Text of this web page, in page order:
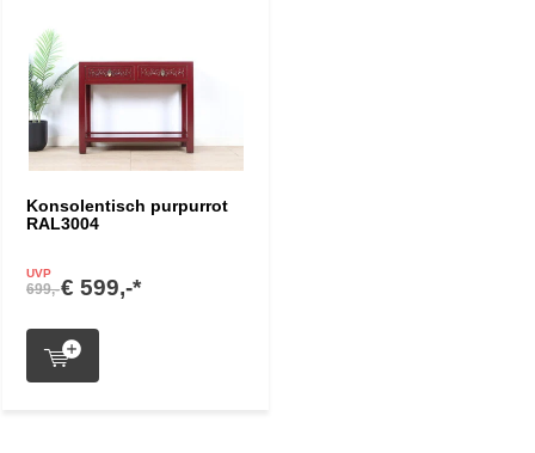
Konsolentisch purpurrot
RAL3004
UVP
699,-€ 599,-*